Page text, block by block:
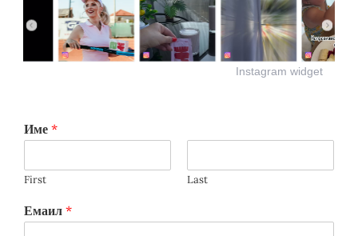
Instagram widget
Име *
First Last
Емаил *